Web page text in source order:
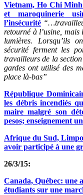
Vietnam, Ho Chi
et maroquinerie
l’insécurité
retourné à l’usine,
lumières. Lorsqu’ils
sécurité ferment les
travailleurs de la
gardes ont utilisé des
place là-bas”
République
les débris incendiés
maire malgré son
pesos; enseignement
Afrique du Sud,
avoir participé à une
26/3/15:
Canada, Québec: une
étudiants sur une